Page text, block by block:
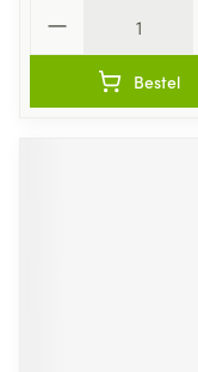
Bestel